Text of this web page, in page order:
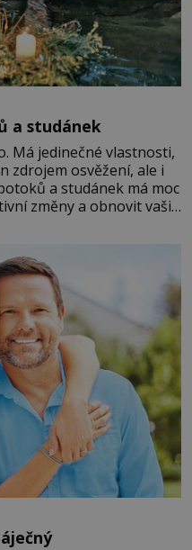
a studánek
Má jedinečné vlastnosti,
zdrojem osvěžení, ale i
a studánek má moc
změny a obnovit vaši
do svého života